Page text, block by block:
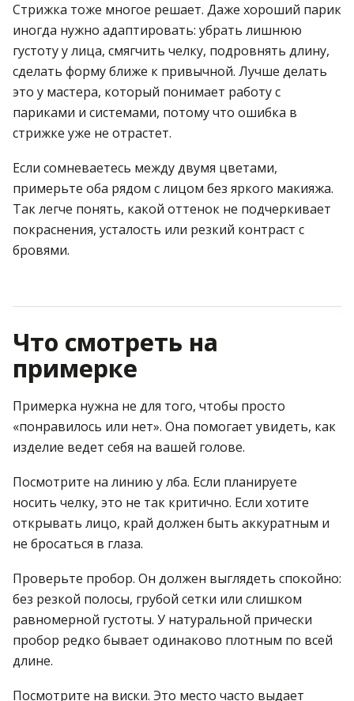
Стрижка тоже многое решает. Даже хороший парик
иногда нужно адаптировать: убрать лишнюю
густоту у лица, смягчить челку, подровнять длину,
сделать форму ближе к привычной. Лучше делать
это у мастера, который понимает работу с
париками и системами, потому что ошибка в
стрижке уже не отрастет.
Если сомневаетесь между двумя цветами,
примерьте оба рядом с лицом без яркого макияжа.
Так легче понять, какой оттенок не подчеркивает
покраснения, усталость или резкий контраст с
бровями.
Что смотреть на
примерке
Примерка нужна не для того, чтобы просто
«понравилось или нет». Она помогает увидеть, как
изделие ведет себя на вашей голове.
Посмотрите на линию у лба. Если планируете
носить челку, это не так критично. Если хотите
открывать лицо, край должен быть аккуратным и
не бросаться в глаза.
Проверьте пробор. Он должен выглядеть спокойно:
без резкой полосы, грубой сетки или слишком
равномерной густоты. У натуральной прически
пробор редко бывает одинаково плотным по всей
длине.
Посмотрите на виски. Это место часто выдает